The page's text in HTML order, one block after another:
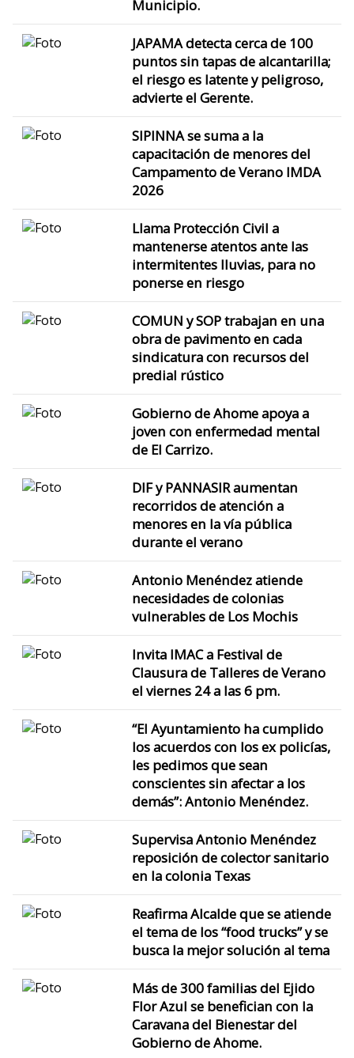
Municipio.
JAPAMA detecta cerca de 100
puntos sin tapas de alcantarilla;
el riesgo es latente y peligroso,
advierte el Gerente.
SIPINNA se suma a la
capacitación de menores del
Campamento de Verano IMDA
2026
Llama Protección Civil a
mantenerse atentos ante las
intermitentes lluvias, para no
ponerse en riesgo
COMUN y SOP trabajan en una
obra de pavimento en cada
sindicatura con recursos del
predial rústico
Gobierno de Ahome apoya a
joven con enfermedad mental
de El Carrizo.
DIF y PANNASIR aumentan
recorridos de atención a
menores en la vía pública
durante el verano
Antonio Menéndez atiende
necesidades de colonias
vulnerables de Los Mochis
Invita IMAC a Festival de
Clausura de Talleres de Verano
el viernes 24 a las 6 pm.
“El Ayuntamiento ha cumplido
los acuerdos con los ex policías,
les pedimos que sean
conscientes sin afectar a los
demás”: Antonio Menéndez.
Supervisa Antonio Menéndez
reposición de colector sanitario
en la colonia Texas
Reafirma Alcalde que se atiende
el tema de los “food trucks” y se
busca la mejor solución al tema
Más de 300 familias del Ejido
Flor Azul se benefician con la
Caravana del Bienestar del
Gobierno de Ahome.